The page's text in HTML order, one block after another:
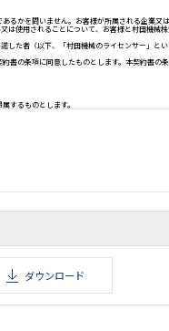
諾契約書
きません。
認した事務機器及び通信機器の機
センスをお客様に許諾するものと
ダウンロード